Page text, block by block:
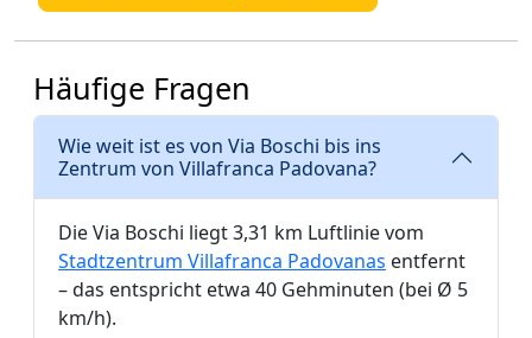
Häufige Fragen
Wie weit ist es von Via Boschi bis ins
Zentrum von Villafranca Padovana?
Die Via Boschi liegt 3,31 km Luftlinie vom
Stadtzentrum Villafranca Padovanas entfernt
– das entspricht etwa 40 Gehminuten (bei Ø 5
km/h).